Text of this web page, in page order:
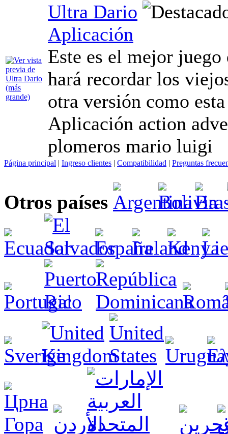
Ultra Dario
Aplicación
Este es el mejor juego
hará recordar los
otra versión como
Aplicación action
plomeros mario luigi
Página principal | Ingreso clientes | Compatibilidad | Preguntas
Otros países